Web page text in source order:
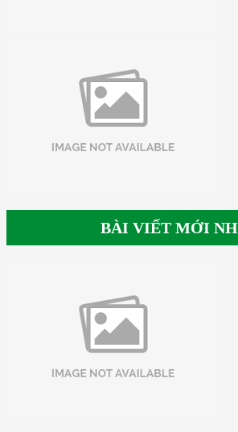
BÀI VIẾT MỚI